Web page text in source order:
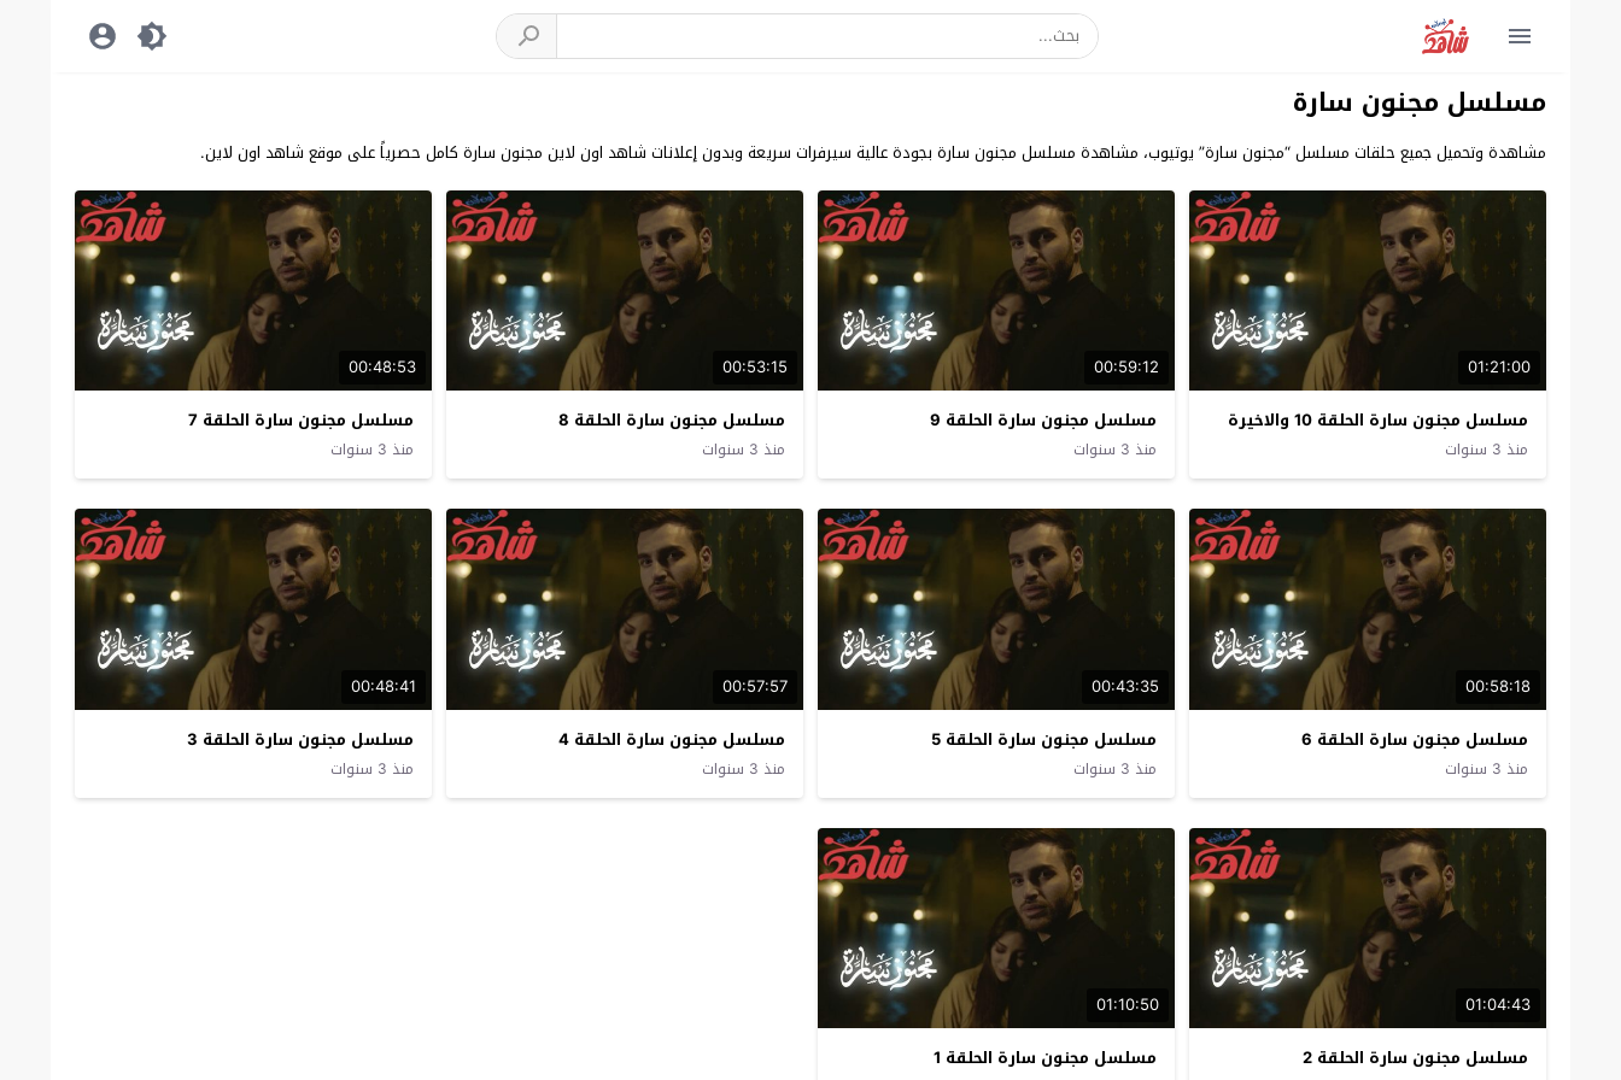
مسلسل مجنون سارة
مشاهدة وتحميل جميع حلقات مسلسل “مجنون سارة” يوتيوب، مشاهدة مسلسل مجنون سارة بجودة عالية سيرفرات سريعة وبدون إعلانات شاهد اون لاين مجنون سارة كامل حصرياً على موقع شاهد اون لاين.
01:21:00
مسلسل مجنون سارة الحلقة 10 والاخيرة
منذ 3 سنوات
00:59:12
مسلسل مجنون سارة الحلقة 9
منذ 3 سنوات
00:53:15
مسلسل مجنون سارة الحلقة 8
منذ 3 سنوات
00:48:53
مسلسل مجنون سارة الحلقة 7
منذ 3 سنوات
00:58:18
مسلسل مجنون سارة الحلقة 6
منذ 3 سنوات
00:43:35
مسلسل مجنون سارة الحلقة 5
منذ 3 سنوات
00:57:57
مسلسل مجنون سارة الحلقة 4
منذ 3 سنوات
00:48:41
مسلسل مجنون سارة الحلقة 3
منذ 3 سنوات
01:04:43
مسلسل مجنون سارة الحلقة 2
01:10:50
مسلسل مجنون سارة الحلقة 1